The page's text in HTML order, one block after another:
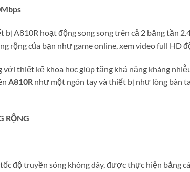
Mbps
A810R hoạt động song song trên cả 2 băng tần
rộng của bạn như game online, xem video full HD
thiết kế khoa học giúp tăng khả năng kháng
A810R như một ngón tay và thiết bị như lòng bàn
RỘNG
độ truyền sóng không dây, được thực hiện bằng